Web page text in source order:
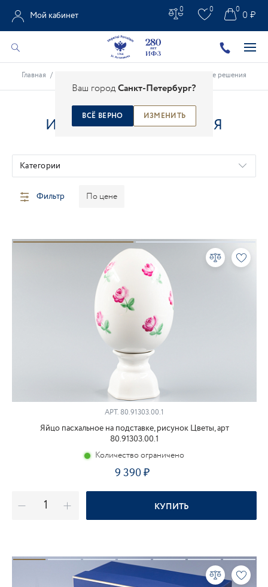
Ваш городСанкт-Петербург?
ВСЁ ВЕРНО ИЗМЕНИТЬ
Мой кабинет
0 0 0 ₽
0
Главная / Интерьерные решения
ИНТЕРЬЕРНЫЕ РЕШЕНИЯ
Категории
Фильтр По цене
АРТ. 80.91303.00.1
Яйцо пасхальное на подставке, рисунок Цветы, арт
80.91303.00.1
Количество ограничено
9 390
КУПИТЬ